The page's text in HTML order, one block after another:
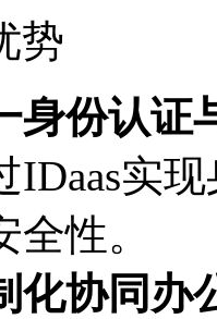
势
身份认证与
IDaas实现
全性。
化协同办公